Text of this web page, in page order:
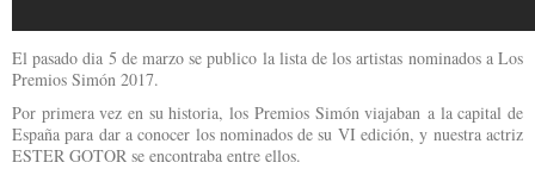
El pasado dia 5 de marzo se publico la lista de los artistas nominados a Los
Premios Simón 2017.
Por primera vez en su historia, los Premios Simón viajaban a la capital de
España para dar a conocer los nominados de su VI edición, y nuestra actriz
ESTER GOTOR se encontraba entre ellos.